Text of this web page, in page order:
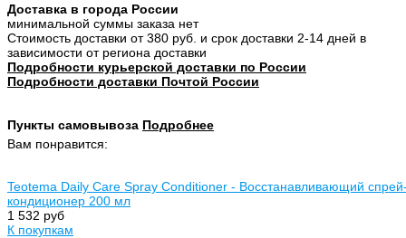
Доставка в города России
минимальной суммы заказа нет
Стоимость доставки от 380 руб. и срок доставки 2-14 дней в
зависимости от региона доставки
Подробности курьерской доставки по России
Подробности доставки Почтой России
Пункты самовывоза Подробнее
Вам понравится:
Teotema Daily Care Spray Conditioner - Восстанавливающий
кондиционер 200 мл
1 532 руб
К покупкам